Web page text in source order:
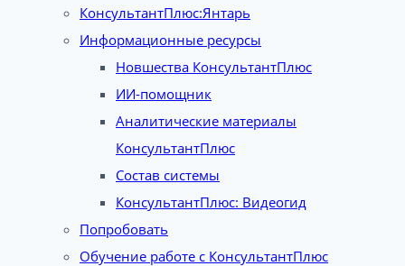
КонсультантПлюс:Янтарь
Информационные ресурсы
Новшества КонсультантПлюс
ИИ-помощник
Аналитические материалы
КонсультантПлюс
Состав системы
КонсультантПлюс: Видеогид
Попробовать
Обучение работе с КонсультантПлюс